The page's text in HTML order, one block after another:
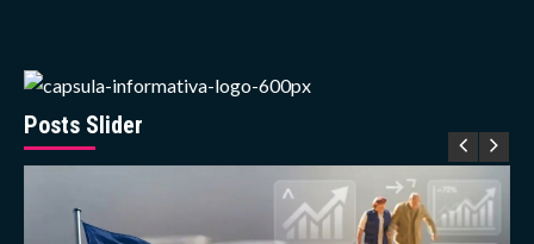
Femenina
2027
Posts Slider